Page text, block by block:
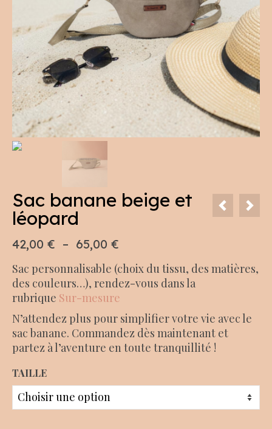
Sac banane beige et
léopard
42,00 € – 65,00 €
prix :
42,00 €
à
65,00 €
Sac personnalisable (choix du tissu, des matières,
des couleurs…), rendez-vous dans la
rubrique Sur-mesure
N’attendez plus pour simplifier votre vie avec le
sac banane. Commandez dès maintenant et
partez à l’aventure en toute tranquillité !
TAILLE